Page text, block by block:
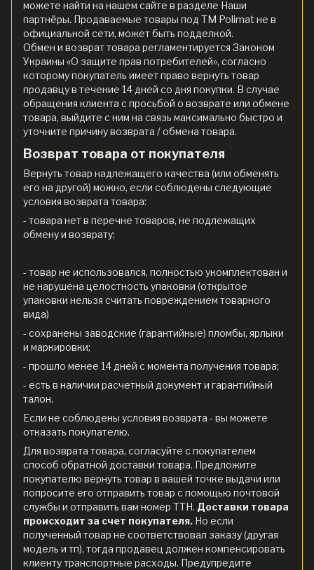
можете найти на нашем сайте в разделе Наши
партнёры. Продаваемые товары под ТМ Polimat не в
официальной сети, может быть подделкой.
Обмен и возврат товара регламентируется Законом
Украины «О защите прав потребителей», согласно
которому покупатель имеет право вернуть товар
продавцу в течение 14 дней со дня покупки. В случае
обращения клиента с просьбой о возврате или обмене
товара, выйдите с ним на связь максимально быстро и
уточните причину возврата / обмена товара.
Возврат товара от покупателя
Вернуть товар надлежащего качества (или обменять
его на другой) можно, если соблюдены следующие
условия возврата товара:
- товара нет в перечне товаров, не подлежащих
обмену и возврату;
- товар не использовался, полностью укомплектован и
не нарушена целостность упаковки (открытое
упаковки нельзя считать повреждением товарного
вида)
- сохранены заводские (гарантийные) пломбы, ярлыки
и маркировки;
- прошло менее 14 дней с момента получения товара;
- есть в наличии расчетный документ и гарантийный
талон.
Если не соблюдены условия возврата - вы можете
отказать покупателю.
Для возврата товара, согласуйте с покупателем
способ обратной доставки товара. Предложите
покупателю вернуть товар в вашей точке выдачи или
попросите его отправить товар с помощью почтовой
службы и отправить вам номер ТТН. Доставки товара
происходит за счет покупателя. Но если
полученный товар не соответствовал заказу (другая
модель и тп), тогда продавец должен компенсировать
клиенту транспортные расходы. Предупредите